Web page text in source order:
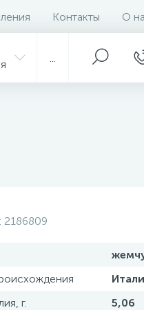
Контакты О
2186809
г.
5,06